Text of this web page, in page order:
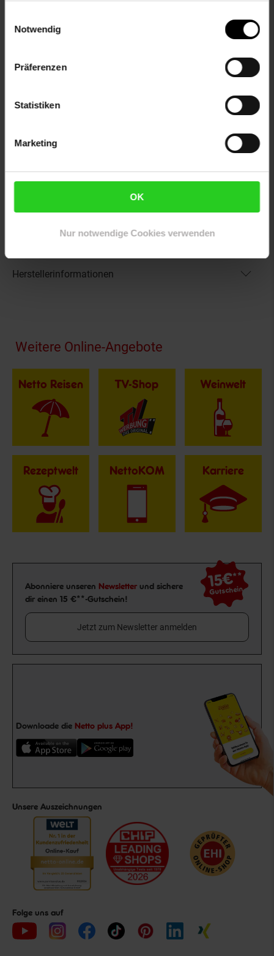
Notwendig
Präferenzen
Statistiken
Marketing
OK
Nur notwendige Cookies verwenden
Massageliege
Abnehmbare Armablage
Halbrolle
Artikelnummer: 2664916000
Artikel gehört zur Kategorie:Kosmetik- & Massageliegen
Versandinformationen
Herstellerinformationen
Fußzeile
Weitere Online-Angebote
Netto Reisen TV-Shop Weinwelt
Rezeptwelt NettoKOM Karriere
Newsletter Anmeldung
Abonniere unseren Newsletter und sichere
dir einen 15 €**-Gutschein!
15€**
Gutschein
Jetzt zum Newsletter anmelden
Downloade die Netto plus App!
Unsere Auszeichnungen
Folge uns auf